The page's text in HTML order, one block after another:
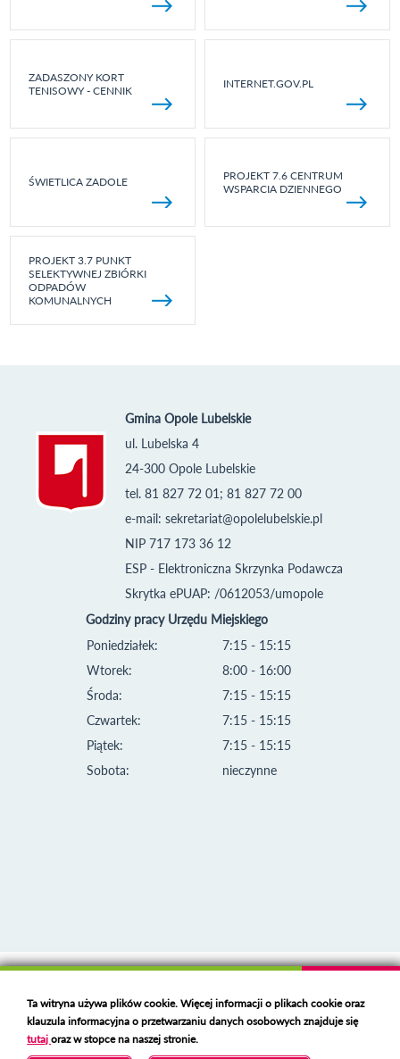
ZADASZONY KORT
TENISOWY - CENNIK
INTERNET.GOV.PL
ŚWIETLICA ZADOLE
PROJEKT 7.6 CENTRUM
WSPARCIA DZIENNEGO
PROJEKT 3.7 PUNKT
SELEKTYWNEJ ZBIÓRKI
ODPADÓW
KOMUNALNYCH
Gmina Opole Lubelskie
ul. Lubelska 4
24-300 Opole Lubelskie
tel. 81 827 72 01; 81 827 72 00
e-mail: sekretariat@opolelubelskie.pl
NIP 717 173 36 12
ESP - Elektroniczna Skrzynka Podawcza
Skrytka ePUAP: /0612053/umopole
Godziny pracy Urzędu Miejskiego
Poniedziałek:
Wtorek:
Środa:
Czwartek:
Piątek:
Sobota:
7:15 - 15:15
8:00 - 16:00
7:15 - 15:15
7:15 - 15:15
7:15 - 15:15
nieczynne
Deklaracja dostępności
Polski serwer RBLhttps://polspam.pl/
Copyright 2023 Urząd Miejski w Opolu Lubelskim
Ta witryna używa plików cookie. Więcej informacji o plikach cookie oraz
klauzula informacyjna o przetwarzaniu danych osobowych znajduje się
tutajoraz w stopce na naszej stronie.